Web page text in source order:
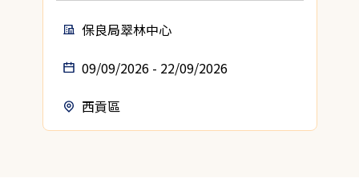
保良局翠林中心
09/09/2026 - 22/09/2026
西貢區